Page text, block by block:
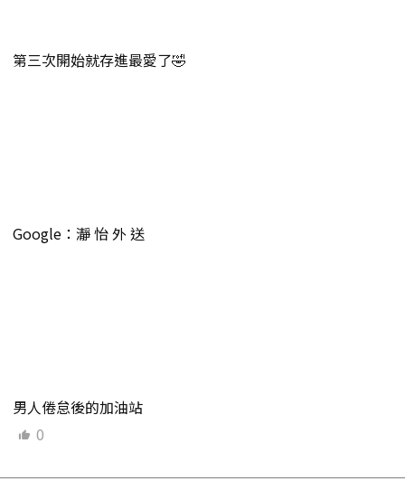
第三次開始就存進最愛了🤣
Google：瀞 怡 外 送
男人倦怠後的加油站
0